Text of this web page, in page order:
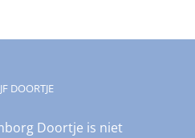
DOORTJE
Doortje is niet